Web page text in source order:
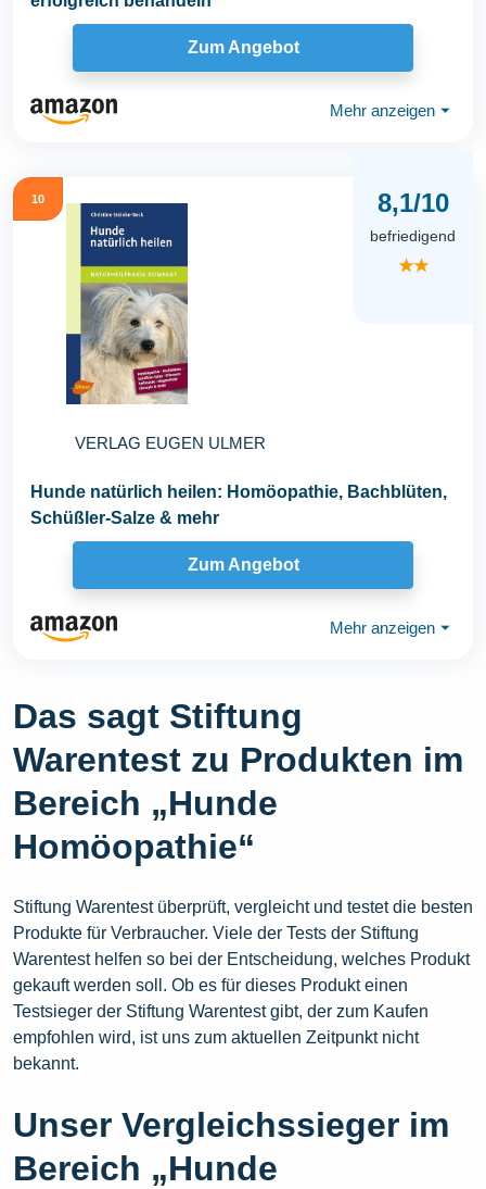
Zum Angebot
Mehr anzeigen ⏷
10
VERLAG EUGEN ULMER
8,1/10
befriedigend
★★
Hunde natürlich heilen: Homöopathie, Bachblüten,
Schüßler-Salze & mehr
Zum Angebot
Mehr anzeigen ⏷
Das sagt Stiftung
Warentest zu Produkten im
Bereich „Hunde
Homöopathie“
Stiftung Warentest überprüft, vergleicht und testet die besten
Produkte für Verbraucher. Viele der Tests der Stiftung
Warentest helfen so bei der Entscheidung, welches Produkt
gekauft werden soll. Ob es für dieses Produkt einen
Testsieger der Stiftung Warentest gibt, der zum Kaufen
empfohlen wird, ist uns zum aktuellen Zeitpunkt nicht
bekannt.
Unser Vergleichssieger im
Bereich „Hunde